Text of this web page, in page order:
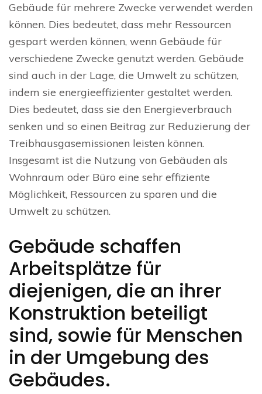
Gebäude für mehrere Zwecke verwendet werden
können. Dies bedeutet, dass mehr Ressourcen
gespart werden können, wenn Gebäude für
verschiedene Zwecke genutzt werden. Gebäude
sind auch in der Lage, die Umwelt zu schützen,
indem sie energieeffizienter gestaltet werden.
Dies bedeutet, dass sie den Energieverbrauch
senken und so einen Beitrag zur Reduzierung der
Treibhausgasemissionen leisten können.
Insgesamt ist die Nutzung von Gebäuden als
Wohnraum oder Büro eine sehr effiziente
Möglichkeit, Ressourcen zu sparen und die
Umwelt zu schützen.
Gebäude schaffen
Arbeitsplätze für
diejenigen, die an ihrer
Konstruktion beteiligt
sind, sowie für Menschen
in der Umgebung des
Gebäudes.